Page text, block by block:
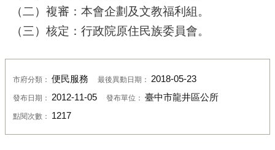
（二）複審：本會企劃及文教福利組。
（三）核定：行政院原住民族委員會。
市府分類： 便民服務 最後異動日期： 2018-05-23
發布日期： 2012-11-05 發布單位： 臺中市龍井區公所
點閱次數： 1217